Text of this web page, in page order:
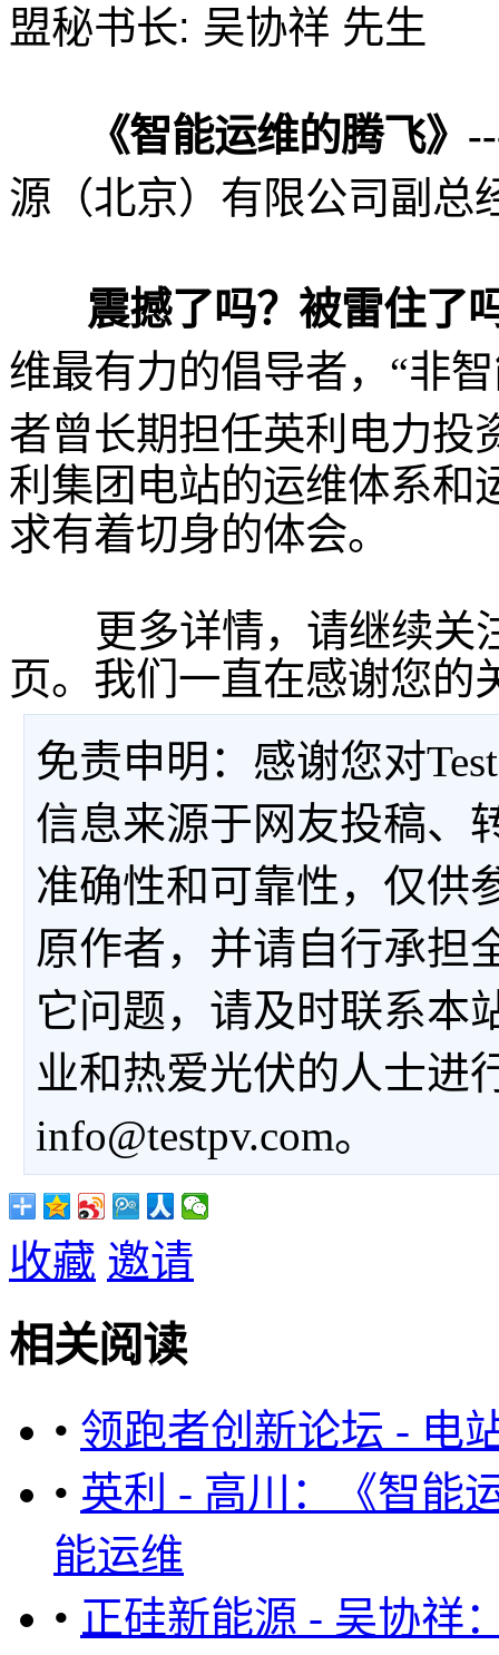
盟秘书长: 吴协祥 先生
《智能运维的腾飞
源（北京）有限公司 副总
震撼了吗？被雷住了
维最有力的倡导者，“非
者曾长期担任英利电力投
利集团电站的运维体系和
求有着切身的体会。
更多详情，请继续关
页。我们一直在感谢您的
免责申明：感谢您对
信息来源于网友投稿、
准确性和可靠性，仅供
原作者，并请自行承担
它问题，请及时联系本
业和热爱光伏的人士进
info@testpv.com。
收藏 邀请
相关阅读
• 领跑者创新论坛 - 电
• 英利 - 高川：《智能
能运维
• 正硅新能源 - 吴协祥